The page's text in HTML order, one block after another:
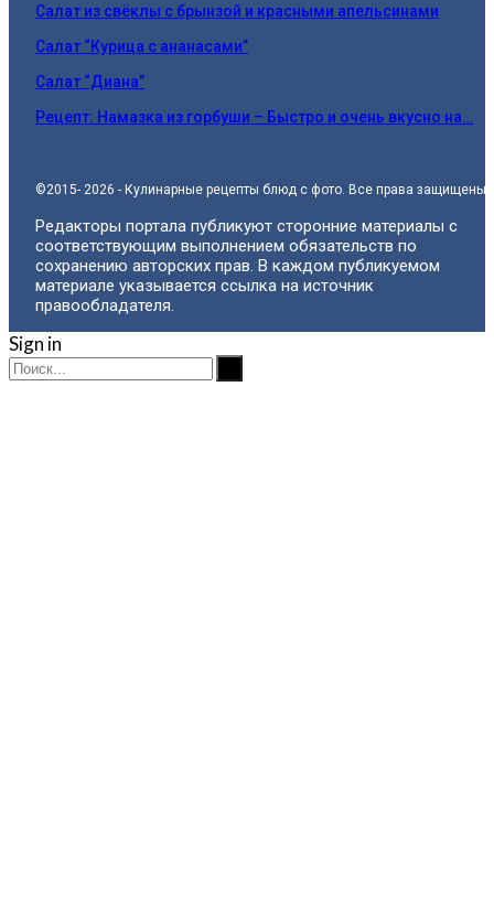
Салат из свёклы с брынзой и красными апельсинами
Салат “Курица с ананасами”
Салат “Диана”
Рецепт: Намазка из горбуши – Быстро и очень вкусно на…
©2015- 2026 - Кулинарные рецепты блюд с фото. Все права защищены.
Редакторы портала публикуют сторонние материалы с
соответствующим выполнением обязательств по
сохранению авторских прав. В каждом публикуемом
материале указывается ссылка на источник
правообладателя.
Sign in